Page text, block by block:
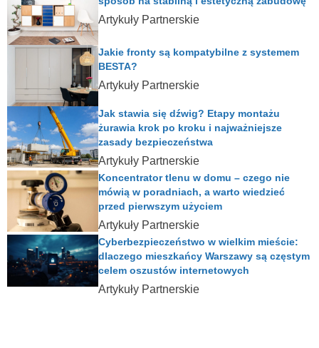
Artykuły Partnerskie
Artykuły Partnerskie
Jakie fronty są kompatybilne z systemem
BESTA?
Artykuły Partnerskie
Jak stawia się dźwig? Etapy montażu
żurawia krok po kroku i najważniejsze
zasady bezpieczeństwa
Artykuły Partnerskie
Koncentrator tlenu w domu – czego nie
mówią w poradniach, a warto wiedzieć
przed pierwszym użyciem
Artykuły Partnerskie
Cyberbezpieczeństwo w wielkim mieście:
dlaczego mieszkańcy Warszawy są częstym
celem oszustów internetowych